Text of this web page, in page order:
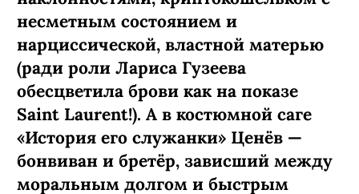
несметным состоянием и
нарциссической, властной матерью
(ради роли Лариса Гузеева
обесцветила брови как на показе
Saint Laurent!). А в костюмной саге
«История его служанки» Ценёв —
бонвиван и бретёр, зависший между
моральным долгом и быстрым